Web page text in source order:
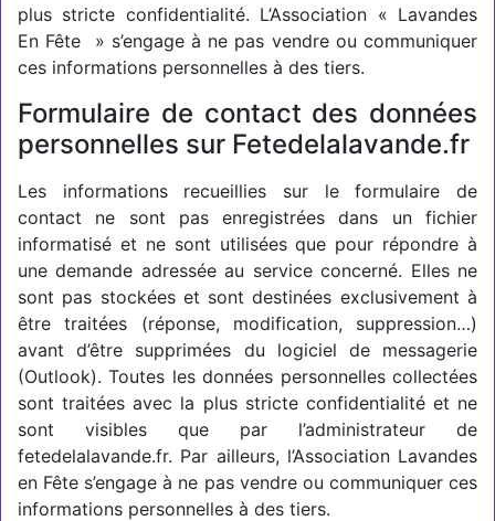
plus stricte confidentialité. L’Association « Lavandes
En Fête » s’engage à ne pas vendre ou communiquer
ces informations personnelles à des tiers.
Formulaire de contact des données
personnelles sur Fetedelalavande.fr
Les informations recueillies sur le formulaire de
contact ne sont pas enregistrées dans un fichier
informatisé et ne sont utilisées que pour répondre à
une demande adressée au service concerné. Elles ne
sont pas stockées et sont destinées exclusivement à
être traitées (réponse, modification, suppression…)
avant d’être supprimées du logiciel de messagerie
(Outlook). Toutes les données personnelles collectées
sont traitées avec la plus stricte confidentialité et ne
sont visibles que par l’administrateur de
fetedelalavande.fr. Par ailleurs, l’Association Lavandes
en Fête s’engage à ne pas vendre ou communiquer ces
informations personnelles à des tiers.